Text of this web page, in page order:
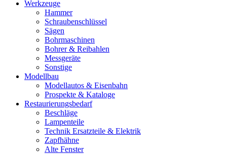
Werkzeuge
Hammer
Schraubenschlüssel
Sägen
Bohrmaschinen
Bohrer & Reibahlen
Messgeräte
Sonstige
Modellbau
Modellautos & Eisenbahn
Prospekte & Kataloge
Restaurierungsbedarf
Beschläge
Lampenteile
Technik Ersatzteile & Elektrik
Zapfhähne
Alte Fenster